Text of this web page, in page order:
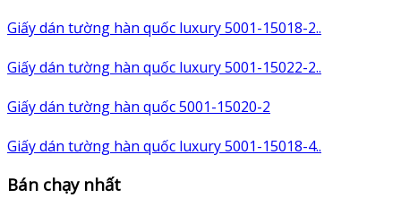
Giấy dán tường hàn quốc luxury 5001-15018-2..
Giấy dán tường hàn quốc luxury 5001-15022-2..
Giấy dán tường hàn quốc 5001-15020-2
Giấy dán tường hàn quốc luxury 5001-15018-4..
Bán chạy nhất